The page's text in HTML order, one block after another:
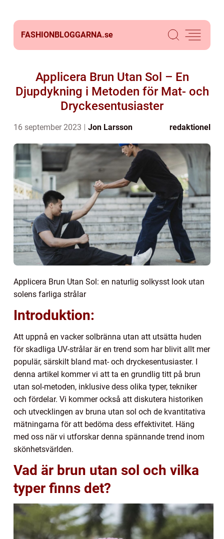
FASHIONBLOGGARNA.se
Applicera Brun Utan Sol – En
Djupdykning i Metoden för Mat- och
Dryckesentusiaster
16 september 2023 Jon Larsson redaktionel
Applicera Brun Utan Sol: en naturlig solkysst look utan
solens farliga strålar
Introduktion:
Att uppnå en vacker solbränna utan att utsätta huden
för skadliga UV-strålar är en trend som har blivit allt mer
populär, särskilt bland mat- och dryckesentusiaster. I
denna artikel kommer vi att ta en grundlig titt på brun
utan sol-metoden, inklusive dess olika typer, tekniker
och fördelar. Vi kommer också att diskutera historiken
och utvecklingen av bruna utan sol och de kvantitativa
mätningarna för att bedöma dess effektivitet. Häng
med oss när vi utforskar denna spännande trend inom
skönhetsvärlden.
Vad är brun utan sol och vilka
typer finns det?